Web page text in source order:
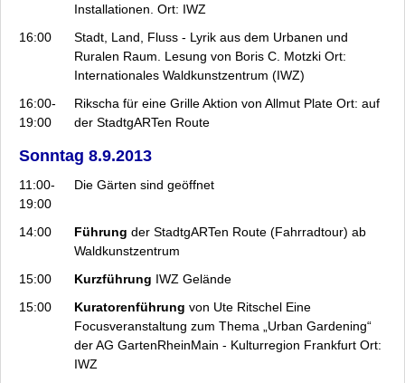
Installationen. Ort: IWZ
16:00
Stadt, Land, Fluss - Lyrik aus dem Urbanen und
Ruralen Raum. Lesung von Boris C. Motzki Ort:
Internationales Waldkunstzentrum (IWZ)
16:00-
19:00
Rikscha für eine GrilleAktion von Allmut Plate Ort: auf
der StadtgARTen Route
Sonntag 8.9.2013
11:00-
19:00
Die Gärten sind geöffnet
14:00 Führung der StadtgARTen Route (Fahrradtour) ab
Waldkunstzentrum
15:00
Kurzführung IWZ Gelände
15:00
Kuratorenführung von Ute Ritschel Eine
Focusveranstaltung zum Thema „Urban Gardening“
der AG GartenRheinMain - Kulturregion Frankfurt Ort:
IWZ